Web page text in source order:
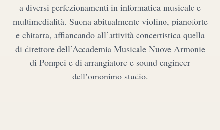
a diversi perfezionamenti in informatica musicale e
multimedialità. Suona abitualmente violino, pianoforte
e chitarra, affiancando all’attività concertistica quella
di direttore dell’Accademia Musicale Nuove Armonie
di Pompei e di arrangiatore e sound engineer
dell’omonimo studio.